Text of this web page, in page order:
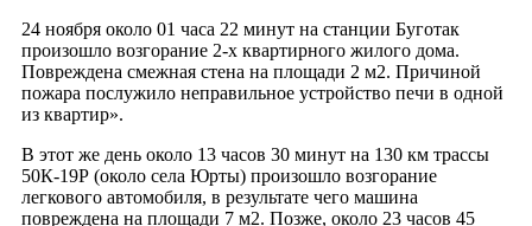
24 ноября около 01 часа 22 минут на станции Буготак
произошло возгорание 2-х квартирного жилого дома.
Повреждена смежная стена на площади 2 м2. Причиной
пожара послужило неправильное устройство печи в одной
из квартир».
В этот же день около 13 часов 30 минут на 130 км трассы
50К-19Р (около села Юрты) произошло возгорание
легкового автомобиля, в результате чего машина
повреждена на площади 7 м2. Позже, около 23 часов 45